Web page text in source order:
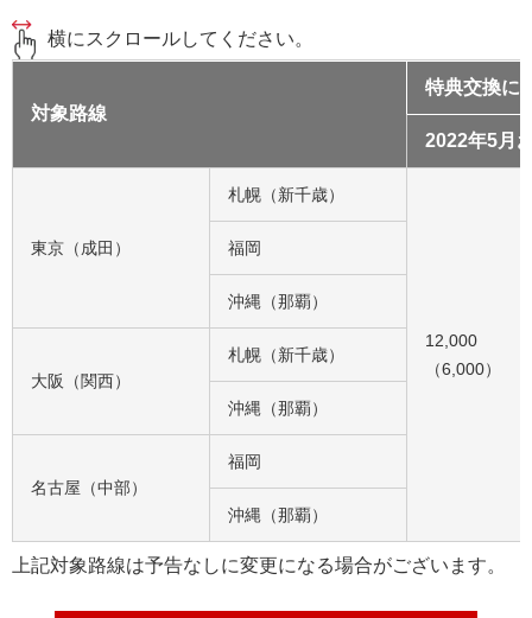
横にスクロールしてください。
対象路線
特典交換に
2022年5月
東京（成田）
札幌（新千歳）
12,000
（6,000）
福岡
沖縄（那覇）
大阪（関西）
札幌（新千歳）
沖縄（那覇）
名古屋（中部）
福岡
沖縄（那覇）
上記対象路線は予告なしに変更になる場合がございます。